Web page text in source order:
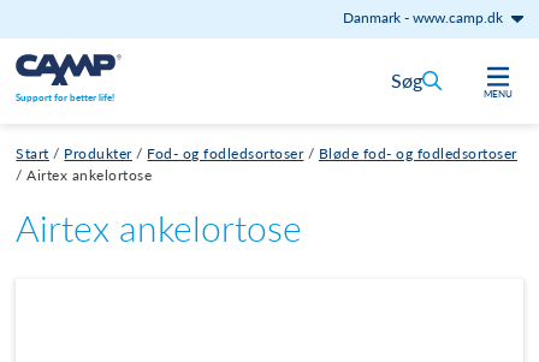
Danmark-www.camp.dk
Gå til indhold
Support for better life! MENU
Søg
Start / Produkter / Fod- og fodledsortoser / Bløde fod- og fodledsortoser
/ Airtex ankelortose
Airtex ankelortose